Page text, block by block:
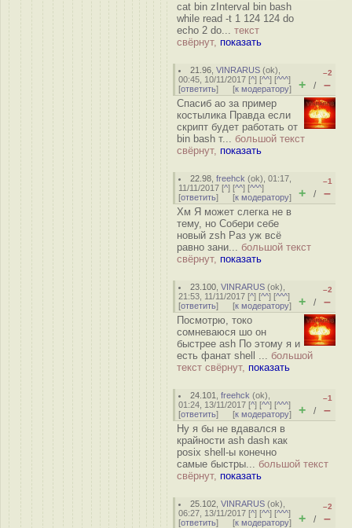
cat bin zInterval bin bash
while read -t 1 124 124 do
echo 2 do... текст
свёрнут, показать
21.96 ,VINRARUS (ok),
00:45, 10/11/2017 [^] [^^] [^^^]
[ответить] [к модератору]
–2
+ / –
Спасиб ао за пример
костылика Правда если
скрипт будет работать от
bin bash т... большой текст
свёрнут, показать
22.98 ,freehck (ok), 01:17,
11/11/2017 [^] [^^] [^^^]
[ответить] [к модератору]
–1
+ / –
Хм Я может слегка не в
тему, но Собери себе
новый zsh Раз уж всё
равно зани... большой текст
свёрнут, показать
23.100 ,VINRARUS (ok),
21:53, 11/11/2017 [^] [^^] [^^^]
[ответить] [к модератору]
–2
+ / –
Посмотрю, токо
сомневаюся шо он
быстрее ash По этому я и
есть фанат shell ... большой
текст свёрнут, показать
24.101 ,freehck (ok),
01:24, 13/11/2017 [^] [^^] [^^^]
[ответить] [к модератору]
–1
+ / –
Ну я бы не вдавался в
крайности ash dash как
posix shell-ы конечно
самые быстры... большой текст
свёрнут, показать
25.102 ,VINRARUS (ok),
06:27, 13/11/2017 [^] [^^] [^^^]
[ответить] [к модератору]
–2
+ / –